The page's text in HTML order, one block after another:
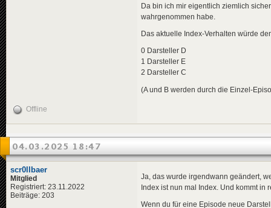
Da bin ich mir eigentlich ziemlich
wahrgenommen habe.
Das aktuelle Index-Verhalten würde
0 Darsteller D
1 Darsteller E
2 Darsteller C
(A und B werden durch die Einzel-
Offline
04.03.2025 18:47
scr0llbaer
Mitglied
Registriert: 23.11.2022
Beiträge: 203
Ja, das wurde irgendwann geändert,
Index ist nun mal Index. Und kommt in
Wenn du für eine Episode neue